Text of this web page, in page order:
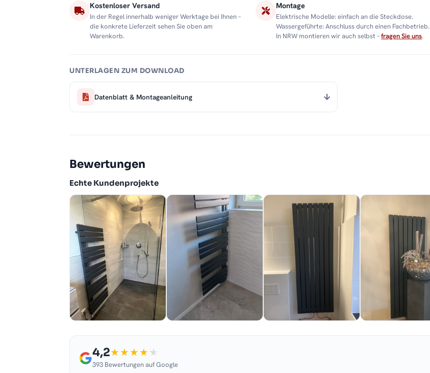
Kostenloser Versand
In der Regel innerhalb weniger Werktage bei Ihnen –
die konkrete Lieferzeit sehen Sie oben am
Warenkorb.
Montage
Elektrische Modelle: einfach an die Steckdose.
Wassergeführte: Anschluss durch einen Fachbetrieb.
In NRW montieren wir auch selbst –fragen Sie uns.
UNTERLAGEN ZUM DOWNLOAD
Datenblatt & Montageanleitung
Bewertungen
Echte Kundenprojekte
4,2
393 Bewertungen auf Google